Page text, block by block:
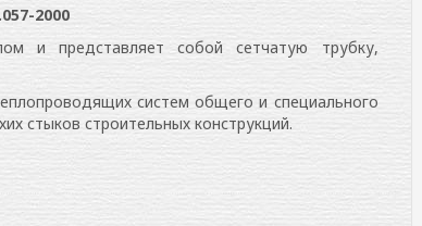
2000
и представляет собой сетчатую трубку,
систем общего и специального
стыков строительных конструкций.